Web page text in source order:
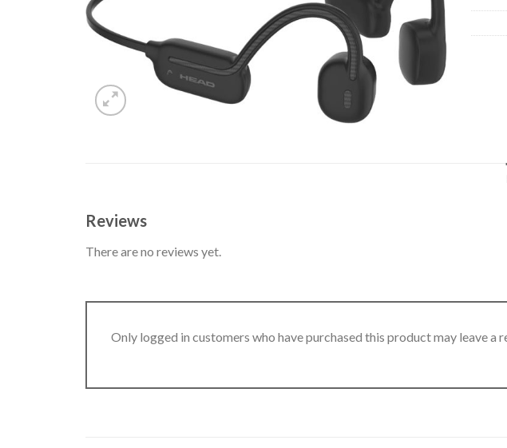
Reviews
There are no reviews yet.
Only logged in customers who have purchased this product may leave a